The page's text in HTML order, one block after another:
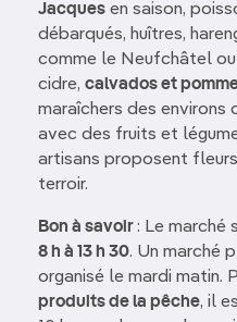
Jacques en saison,
débarqués, huîtres,
comme le Neufchâtel
cidre, calvados et
maraîchers des
avec des fruits et
artisans proposent
terroir.
Bon à savoir: Le marché
8 h à 13 h 30. Un marché
organisé le mardi matin.
produits de la pêche, il